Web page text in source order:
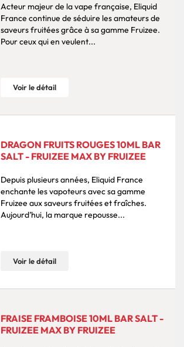
Acteur majeur de la vape française, Eliquid
France continue de séduire les amateurs de
saveurs fruitées grâce à sa gamme Fruizee.
Pour ceux qui en veulent...
Voir le détail
DRAGON FRUITS ROUGES 10ML BAR
SALT - FRUIZEE MAX BY FRUIZEE
Depuis plusieurs années, Eliquid France
enchante les vapoteurs avec sa gamme
Fruizee aux saveurs fruitées et fraîches.
Aujourd’hui, la marque repousse...
Voir le détail
FRAISE FRAMBOISE 10ML BAR SALT -
FRUIZEE MAX BY FRUIZEE